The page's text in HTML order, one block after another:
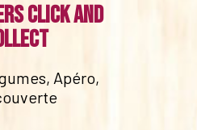
click and
Apéro,